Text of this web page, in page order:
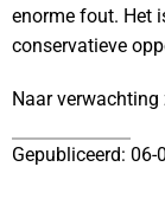
enorme fout. Het
conservatieve
Naar
Gepubliceerd: 06-